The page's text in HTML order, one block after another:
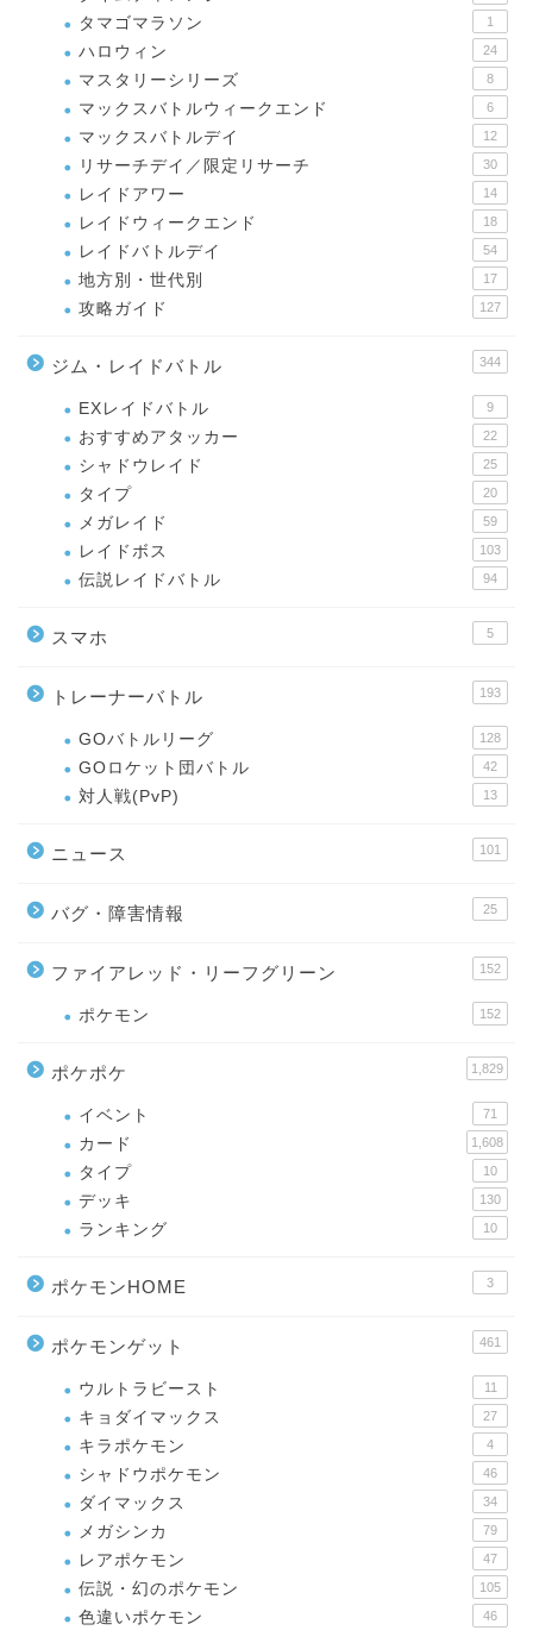
タマゴマラソン
1
ハロウィン 24
マスタリーシリーズ 8
マックスバトルウィークエンド 6
マックスバトルデイ 12
リサーチデイ／限定リサーチ 30
レイドアワー 14
レイドウィークエンド 18
レイドバトルデイ 54
地方別・世代別 17
攻略ガイド 127
ジム・レイドバトル 344
EXレイドバトル 9
おすすめアタッカー 22
シャドウレイド 25
タイプ 20
メガレイド 59
レイドボス 103
伝説レイドバトル 94
スマホ 5
トレーナーバトル 193
GOバトルリーグ 128
GOロケット団バトル 42
対人戦(PvP) 13
ニュース 101
バグ・障害情報 25
ファイアレッド・リーフグリーン 152
ポケモン 152
ポケポケ 1,829
イベント 71
カード 1,608
タイプ 10
デッキ 130
ランキング 10
ポケモンHOME 3
ポケモンゲット 461
ウルトラビースト 11
キョダイマックス 27
キラポケモン 4
シャドウポケモン 46
ダイマックス 34
メガシンカ 79
レアポケモン 47
伝説・幻のポケモン 105
色違いポケモン 46